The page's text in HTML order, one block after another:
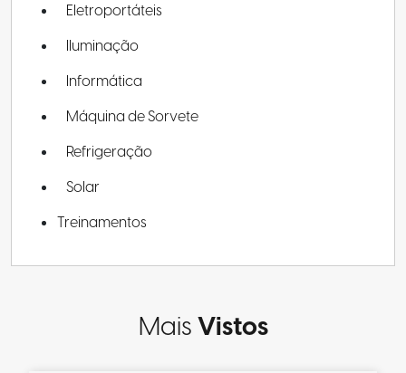
Eletroportáteis
Iluminação
Informática
Máquina de Sorvete
Refrigeração
Solar
Treinamentos
MaisVistos